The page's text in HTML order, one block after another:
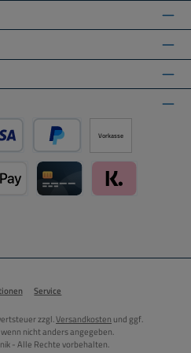
Debitkarte über PayPal
Später Bezahlen über PayPal
Vorkasse
Service
zzgl.Versandkosten und ggf.
nicht anders angegeben.
- Alle Rechte vorbehalten.